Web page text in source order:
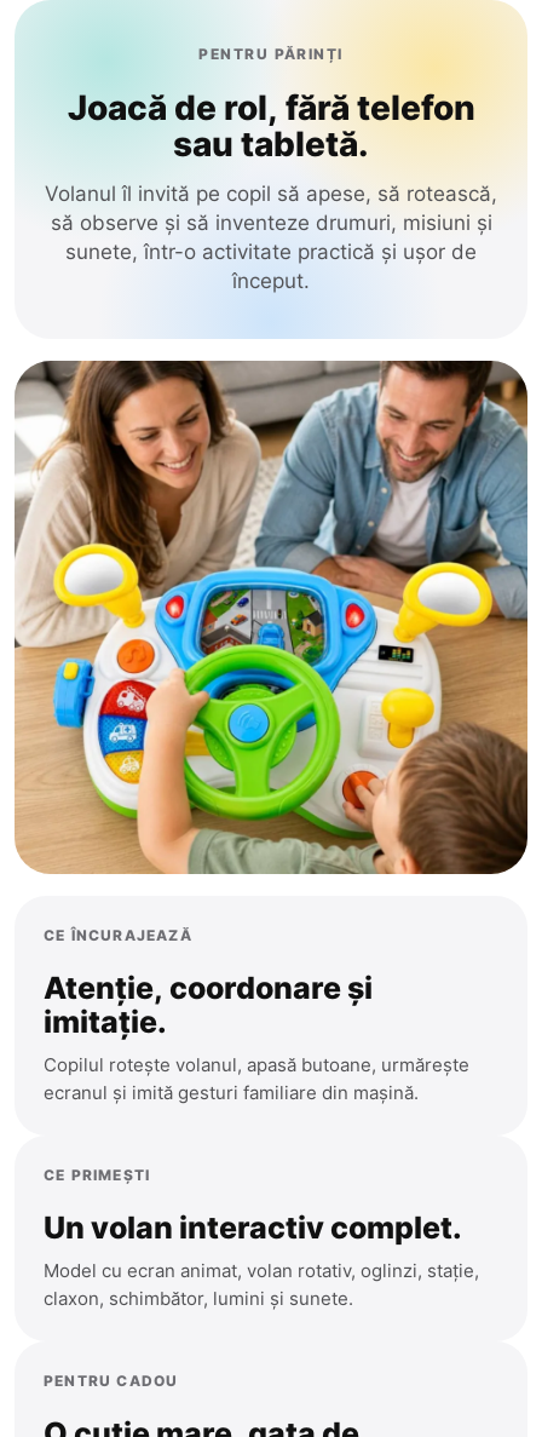
PENTRU PĂRINȚI
Joacă de rol, fără telefon
sau tabletă.
Volanul îl invită pe copil să apese, să rotească,
să observe și să inventeze drumuri, misiuni și
sunete, într-o activitate practică și ușor de
început.
CE ÎNCURAJEAZĂ
Atenție, coordonare și
imitație.
Copilul rotește volanul, apasă butoane, urmărește
ecranul și imită gesturi familiare din mașină.
CE PRIMEȘTI
Un volan interactiv complet.
Model cu ecran animat, volan rotativ, oglinzi, stație,
claxon, schimbător, lumini și sunete.
PENTRU CADOU